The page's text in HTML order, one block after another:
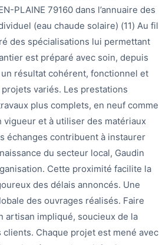
PLAINE 79160 dans l’annuaire des
(eau chaude solaire) (11) Au fil
des spécialisations lui permettant
est préparé avec soin, depuis
un résultat cohérent, fonctionnel et
variés. Les prestations
plus complets, en neuf comme
vigueur et à utiliser des matériaux
échanges contribuent à instaurer
du secteur local, Gaudin
Cette proximité facilite la
des délais annoncés. Une
des ouvrages réalisés. Faire
artisan impliqué, soucieux de la
Chaque projet est mené avec